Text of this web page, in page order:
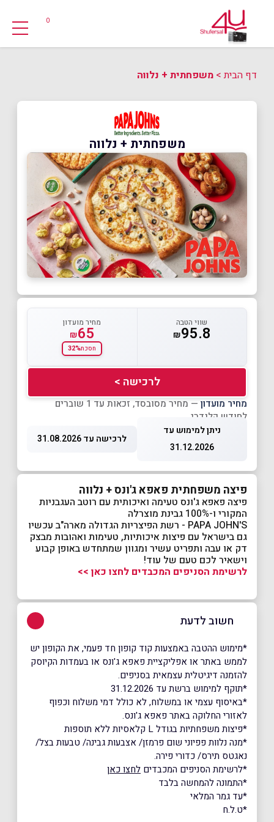
0
דף הבית> משפחתית + נלווה
משפחתית + נלווה
שווי הטבה
₪95.8
מחיר מועדון
₪65
חסכת32%
לרכישה >
מחיר מועדון
— מחיר מסובסד, זכאות עד 1 שוברים
לחודש קלנדרי
ניתן למימוש עד
31.12.2026
לרכישה עד 31.08.2026
פיצה משפחתית פאפא ג'ונס + נלווה
פיצה פאפא ג'ונס טעימה ואיכותית עם רוטב העגבניות
המקורי ו-100% גבינת מוצרלה
PAPA JOHN'S - רשת הפיצריות הגדולה מארה"ב עכשיו
גם בישראל עם פיצות איכותיות, טעימות ואהובות מבצק
דק או עבה ותפריט עשיר ומגוון שמתחדש באופן קבוע
וישאיר לכם טעם של עוד!
לרשימת הסניפים המכבדים לחצו כאן >>
חשוב לדעת
*מימוש ההטבה באמצעות קוד קופון חד פעמי, את הקופון יש
לממש באתר או אפליקציית פאפא ג'ונס או בעמדות הקיוסק
להזמנה דיגיטלית עצמאית בסניפים.
*תוקף למימוש ברשת עד 31.12.2026
*באיסוף עצמי או במשלוח, לא כולל דמי משלוח וכפוף
לאזורי החלוקה באתר פאפא ג'ונס.
*פיצות משפחתיות בגודל L קלאסיות ללא תוספות
*מנה נלוות פפיוני שום פרמזן/ אצבעות גבינה/ טבעות בצל/
נאגטס תירס/ כדורי פירה.
*לרשימת הסניפים המכבדים לחצו כאן
*התמונה להמחשה בלבד
*עד גמר המלאי
*ט.ל.ח